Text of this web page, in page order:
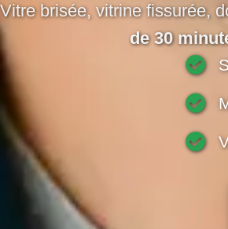
Vitre brisée, vitrine fissurée,
de 30